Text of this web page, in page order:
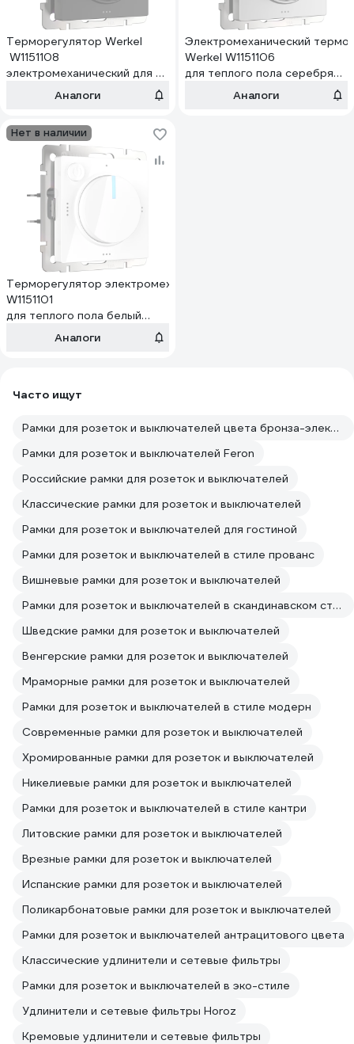
Терморегулятор Werkel
W1151108
электромеханический для теплого пола
черный a051624
Аналоги
Электромеханический
Werkel W1151106
для теплого пола серебряный
Аналоги
Нет в наличии
Терморегулятор электромеханический Werkel
W1151101
для теплого пола белый
Аналоги
Часто ищут
Рамки для розеток и выключателей цвета бронза-электро
Рамки для розеток и выключателей Feron
Российские рамки для розеток и выключателей
Классические рамки для розеток и выключателей
Рамки для розеток и выключателей для гостиной
Рамки для розеток и выключателей в стиле прованс
Вишневые рамки для розеток и выключателей
Рамки для розеток и выключателей в скандинавском стиле
Шведские рамки для розеток и выключателей
Венгерские рамки для розеток и выключателей
Мраморные рамки для розеток и выключателей
Рамки для розеток и выключателей в стиле модерн
Современные рамки для розеток и выключателей
Хромированные рамки для розеток и выключателей
Никелиевые рамки для розеток и выключателей
Рамки для розеток и выключателей в стиле кантри
Литовские рамки для розеток и выключателей
Врезные рамки для розеток и выключателей
Испанские рамки для розеток и выключателей
Поликарбонатовые рамки для розеток и выключателей
Рамки для розеток и выключателей антрацитового цвета
Классические удлинители и сетевые фильтры
Рамки для розеток и выключателей в эко-стиле
Удлинители и сетевые фильтры Horoz
Кремовые удлинители и сетевые фильтры